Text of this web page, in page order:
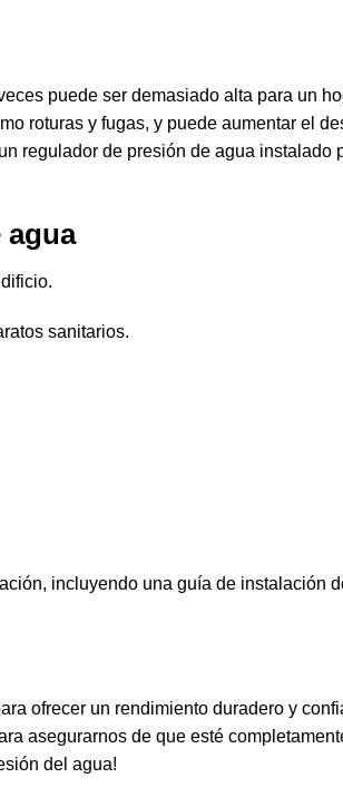
puede ser demasiado alta para un
roturas y fugas, y puede aumentar el
regulador de presión de agua instalado
agua
sanitarios.
incluyendo una guía de instalación
ofrecer un rendimiento duradero y
asegurarnos de que esté
del agua!